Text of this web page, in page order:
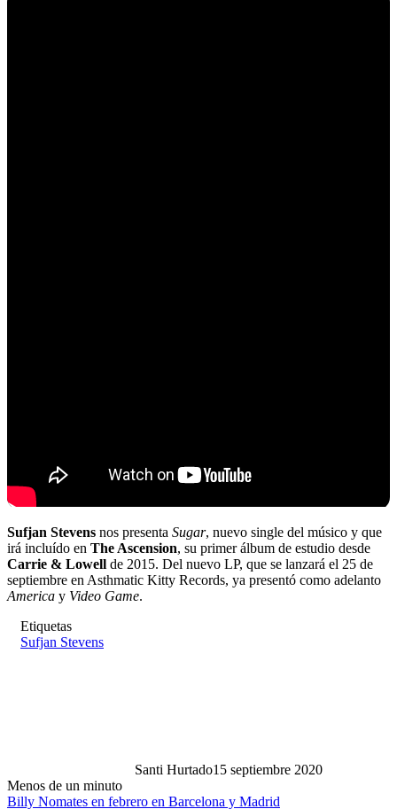
Sufjan Stevens nos presenta Sugar, nuevo single del músico y que
irá incluído en The Ascension, su primer álbum de estudio desde
Carrie & Lowell de 2015. Del nuevo LP, que se lanzará el 25 de
septiembre en Asthmatic Kitty Records, ya presentó como adelanto
America y Video Game.
Etiquetas
Sufjan Stevens
Santi Hurtado15 septiembre 2020
Menos de un minuto
Billy Nomates en febrero en Barcelona y Madrid